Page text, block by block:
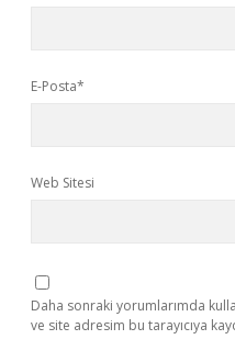
E-Posta*
Web Sitesi
Daha sonraki yorumlarımda
ve site adresim bu tarayıcıya